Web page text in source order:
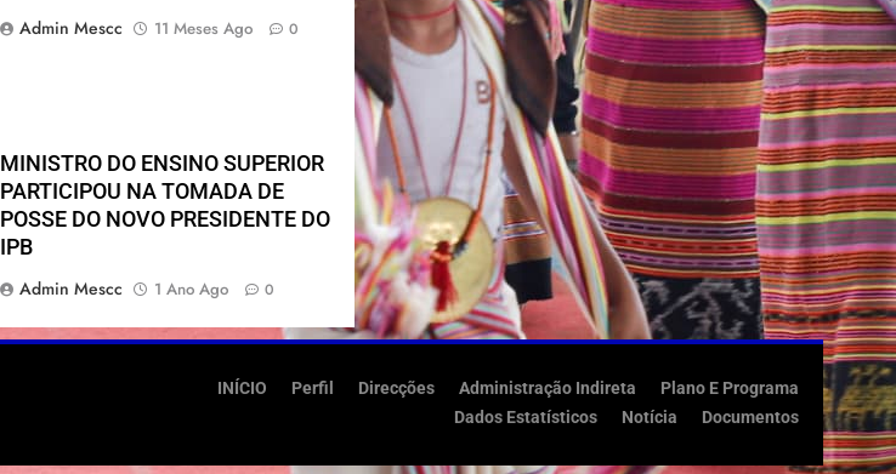
Admin Mescc
11 Meses Ago 0
MINISTRO DO ENSINO SUPERIOR
PARTICIPOU NA TOMADA DE
POSSE DO NOVO PRESIDENTE DO
IPB
Admin Mescc
1 Ano Ago 0
INÍCIO Perfil Direcções Administração Indireta
Plano E Programa
Dados Estatísticos
Notícia Documentos